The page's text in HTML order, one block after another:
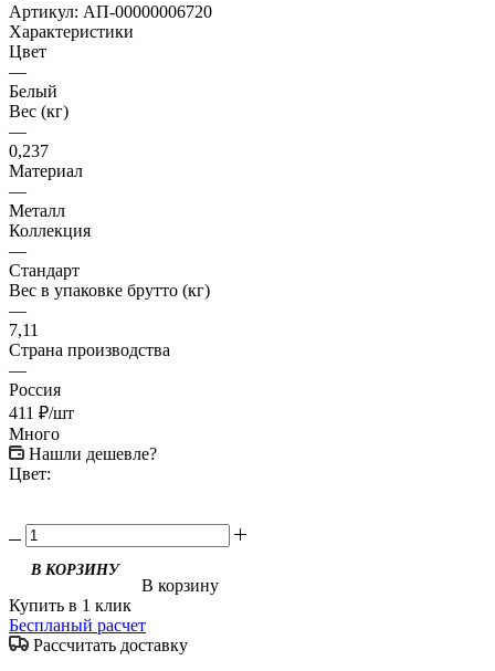
Артикул: АП-00000006720
Характеристики
Цвет
—
Белый
Вес (кг)
—
0,237
Материал
—
Металл
Коллекция
—
Стандарт
Вес в упаковке брутто (кг)
—
7,11
Страна производства
—
Россия
411 ₽/шт
Много
Нашли дешевле?
Цвет:
В корзину
Купить в 1 клик
Беспланый расчет
Рассчитать доставку